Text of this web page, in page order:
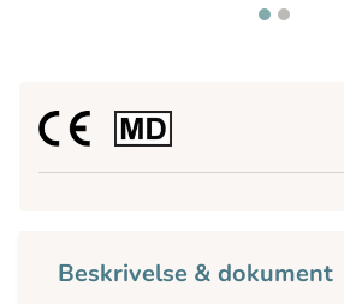
Beskrivelse & dokument